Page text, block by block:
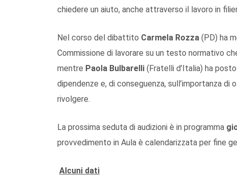
chiedere un aiuto, anche attraverso il lavoro in
Nel corso del dibattito Carmela Rozza (PD) ha
Commissione di lavorare su un testo normativo
mentre Paola Bulbarelli (Fratelli d’Italia) ha
dipendenze e, di conseguenza, sull’importanza
rivolgere.
La prossima seduta di audizioni è in programma
provvedimento in Aula è calendarizzata per fine
Alcuni dati